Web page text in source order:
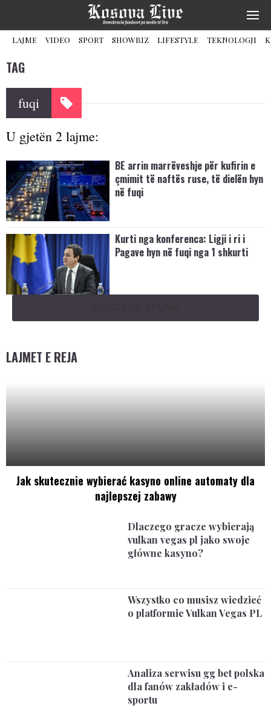
LAJME VIDEO SPORT SHOWBIZ LIFESTYLE TEKNOLOGJI
TAG
fuqi
U gjetën 2 lajme:
BE arrin marrëveshje për kufirin e
çmimit të naftës ruse, të dielën hyn
në fuqi
Kurti nga konferenca: Ligji i ri i
Pagave hyn në fuqi nga 1 shkurti
LAJMET E REJA
Jak skutecznie wybierać kasyno online automaty dla
najlepszej zabawy
Dlaczego gracze wybierają
vulkan vegas pl jako swoje
główne kasyno?
Wszystko co musisz wiedzieć
o platformie Vulkan Vegas PL
Analiza serwisu gg bet polska
dla fanów zakładów i e-
sportu